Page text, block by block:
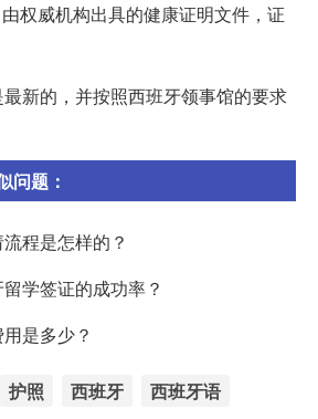
权威机构出具的健康证明文件，证
新的，并按照西班牙领事馆的要求
问题：
程是怎样的？
学签证的成功率？
是多少？
护照 西班牙 西班牙语